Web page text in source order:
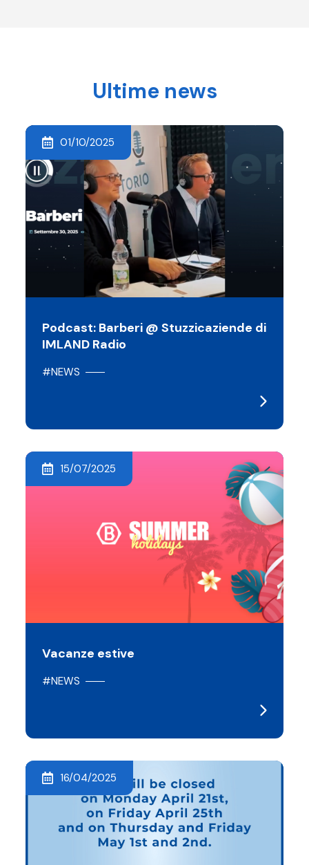
Ultime news
01/10/2025
Podcast: Barberi @ Stuzzicaziende di
IMLAND Radio
#NEWS
15/07/2025
Vacanze estive
#NEWS
16/04/2025